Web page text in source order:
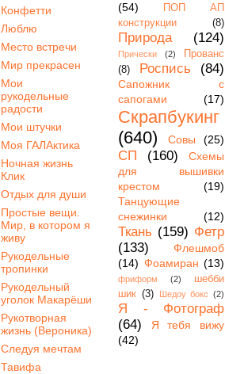
Конфетти
Люблю
Место встречи
Мир прекрасен
Мои
рукодельные
радости
Мои штучки
Моя ГАЛАктика
Ночная жизнь
Клик
Отдых для души
Простые вещи.
Мир, в котором я
живу
Рукодельные
тропинки
Рукодельный
уголок Макарёши
Рукотворная
жизнь (Вероника)
Следуя мечтам
Тавифа
(54)
ПОП АП
конструкции
(8)
Природа (124)
Прически (2)
Прованс
(8)
Роспись (84)
Сапожник с
сапогами
(17)
Скрапбукинг
(640)
Совы (25)
СП (160)
Схемы
для вышивки
крестом
(19)
Танцующие
снежинки
(12)
Ткань (159) Фетр
(133)
Флешмоб
(14) Фоамиран (13)
фриформ (2)
шебби
шик (3) Шедоу бокс (2)
Я - Фотограф
(64)
Я тебя вижу
(42)